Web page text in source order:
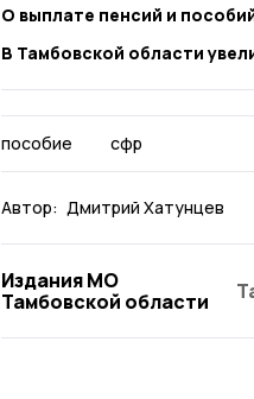
О выплате пенсий и
В Тамбовской области
пособие сфр
Автор: Дмитрий Хатунцев
Издания МО
Тамбовской области